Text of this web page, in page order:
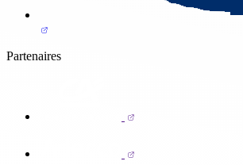
Partenaires